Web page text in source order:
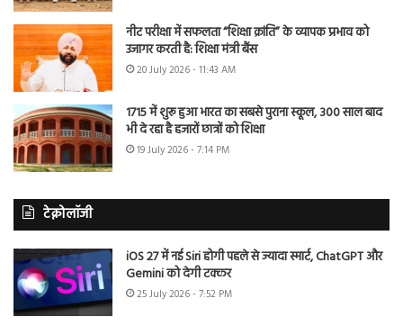
नीट परीक्षा में सफलता “शिक्षा क्रांति” के व्यापक प्रभाव को
उजागर करती है: शिक्षा मंत्री बैंस
20 July 2026 - 11:43 AM
1715 में शुरू हुआ भारत का सबसे पुराना स्कूल, 300 साल बाद
भी दे रहा है हजारों छात्रों को शिक्षा
19 July 2026 - 7:14 PM
टेक्नोलॉजी
iOS 27 में नई Siri होगी पहले से ज्यादा स्मार्ट, ChatGPT और
Gemini को देगी टक्कर
25 July 2026 - 7:52 PM